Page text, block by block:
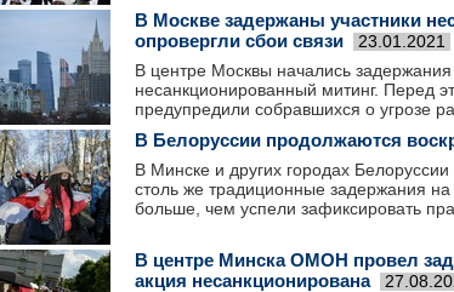
В Москве задержаны участники
опровергли сбои связи
23.01.2021
В центре Москвы начались
несанкционированный митинг. Перед
предупредили собравшихся о угрозе
В Белоруссии продолжаются
В Минске и других городах
столь же традиционные задержания
больше, чем успели зафиксировать
В центре Минска ОМОН провел
акция несанкционирована